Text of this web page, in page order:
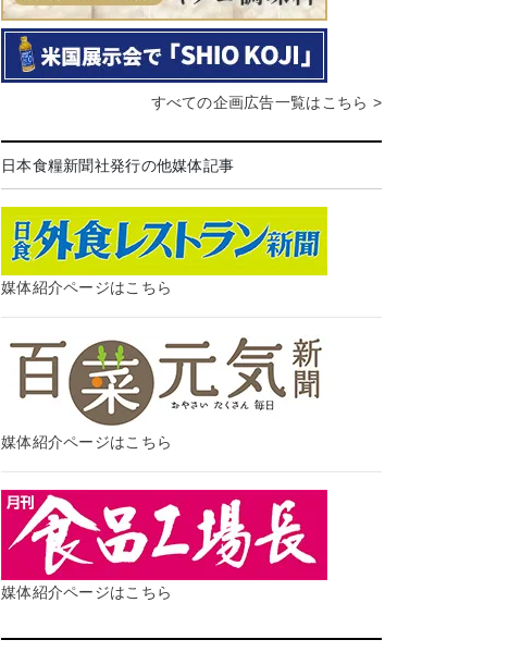
すべての企画広告一覧はこちら >
日本食糧新聞社発行の他媒体記事
媒体紹介ページはこちら
媒体紹介ページはこちら
媒体紹介ページはこちら